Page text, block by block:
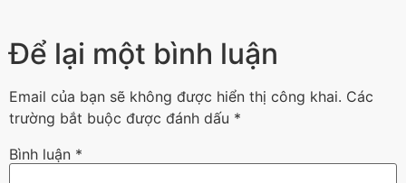
Để lại một bình luận
Email của bạn sẽ không được hiển thị công khai. Các
trường bắt buộc được đánh dấu *
Bình luận *